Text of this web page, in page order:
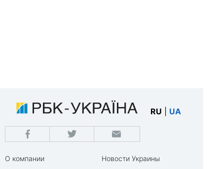
RU UA
О компании
Новости Украины